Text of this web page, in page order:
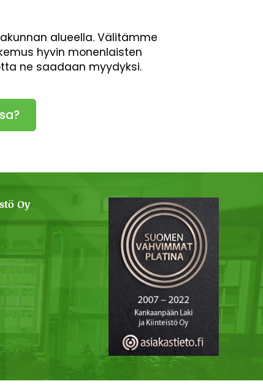
alueella. Välitämme
hyvin monenlaisten
ne saadaan myydyksi.
Oy